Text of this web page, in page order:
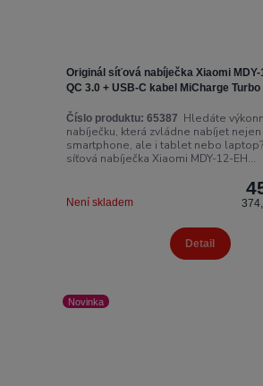
Originál síťová nabíječka Xiaomi MDY-
QC 3.0 + USB-C kabel MiCharge
Číslo produktu: 65387 Hledáte
nabíječku, která zvládne nabíjet nejen
smartphone, ale i tablet nebo
síťová nabíječka Xiaomi MDY-12-EH...
Není skladem
Detail
Novinka